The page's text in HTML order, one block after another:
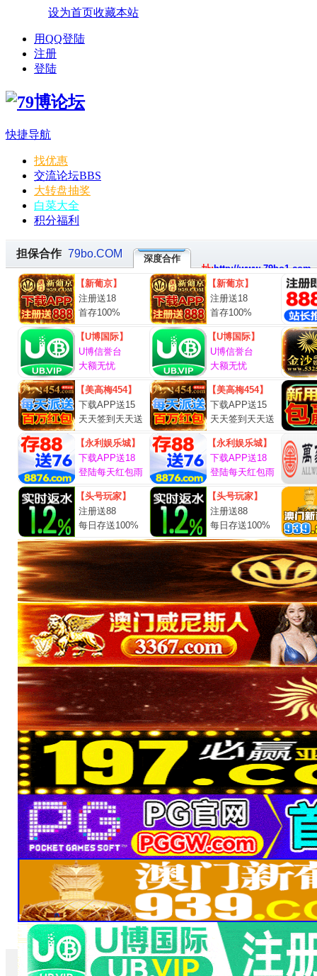
设为首页收藏本站
用QQ登陆
注册
登陆
快捷导航
找优惠
交流论坛BBS
大转盘抽奖
白菜大全
积分福利